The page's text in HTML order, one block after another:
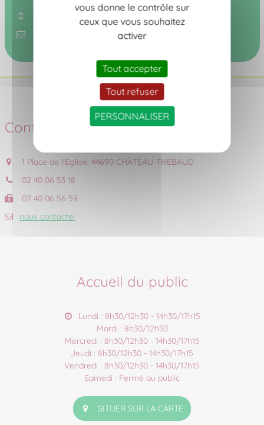
actio-seniors@chateau-thebaud.fr
Contact
1 Place de l'Eglise, 44690 CHÂTEAU-THEBAUD
02 40 06 53 18
02 40 06 56 59
nous contacter
Accueil du public
Lundi : 8h30/12h30 - 14h30/17h15
Mardi : 8h30/12h30
Mercredi : 8h30/12h30 - 14h30/17h15
Jeudi : 8h30/12h30 - 14h30/17h15
Vendredi : 8h30/12h30 - 14h30/17h15
Samedi : Fermé au public
SITUER SUR LA CARTE
vous donne le contrôle sur
ceux que vous souhaitez
activer
Tout accepter
Tout refuser
PERSONNALISER